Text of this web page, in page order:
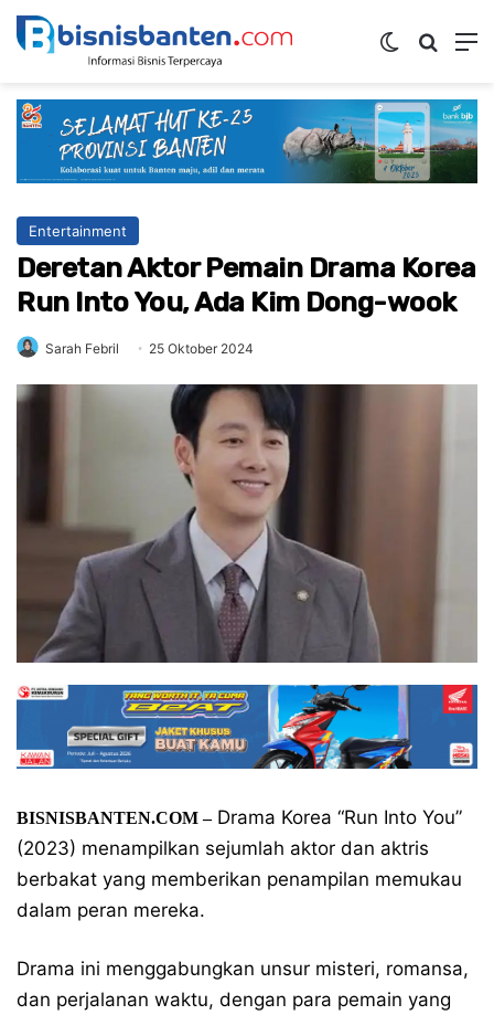
Switch skin
Entertainment
Deretan Aktor Pemain Drama Korea
Run Into You, Ada Kim Dong-wook
Sarah Febril 25 Oktober 2024
BISNISBANTEN.COM –Drama Korea “Run Into You”
(2023) menampilkan sejumlah aktor dan aktris
berbakat yang memberikan penampilan memukau
dalam peran mereka.
Drama ini menggabungkan unsur misteri, romansa,
dan perjalanan waktu, dengan para pemain yang